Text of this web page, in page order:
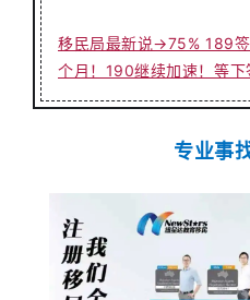
移民局最新说→75% 189
个月！190继续加速！等下
专业事